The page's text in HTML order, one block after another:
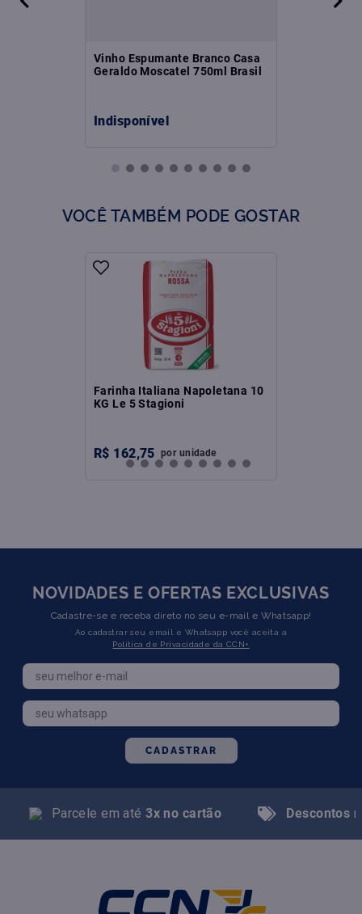
Vinho Espumante Branco Casa
Geraldo Moscatel 750ml Brasil
Indisponível
VOCÊ TAMBÉM PODE GOSTAR
Farinha Italiana Napoletana 10
KG Le 5 Stagioni
R$ 162,75 por unidade
NOVIDADES E OFERTAS EXCLUSIVAS
Cadastre-se e receba direto no seu e-mail e Whatsapp!
Ao cadastrar seu email e Whatsapp você aceita a
Política de Privacidade da CCN+
CADASTRAR
Parcele em até3x no cartão Descontos